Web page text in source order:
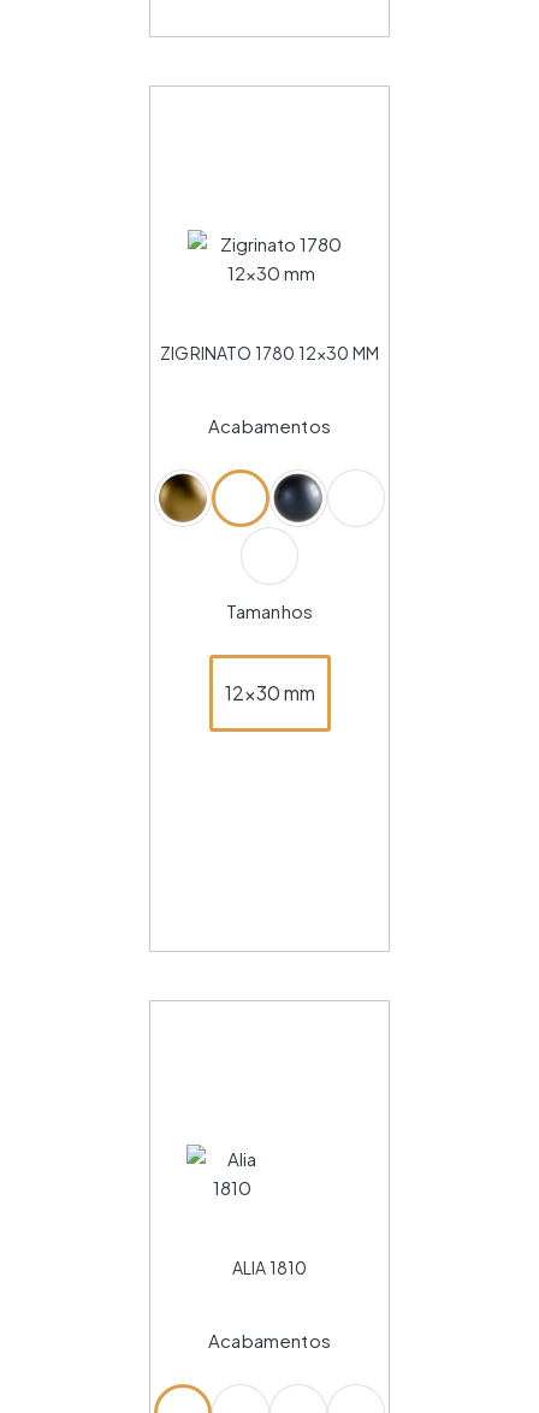
ZIGRINATO 1780 12×30 MM
Acabamentos
Tamanhos
12x30 mm
ALIA 1810
Acabamentos